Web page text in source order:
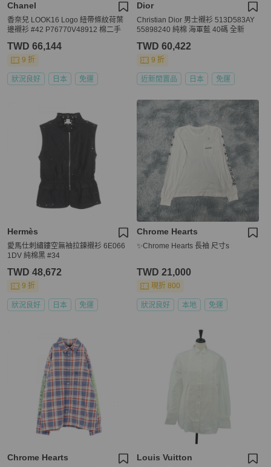
Chanel
香奈兒 LOOK16 Logo 紐帶條紋荷葉
邊襯衫 #42 P76770V48912 棉二手
TWD 66,144
9 折
狀況良好 日本 免運
Dior
Christian Dior 男士襯衫 513D583AY
55898240 純棉 海軍藍 40碼 全新
TWD 60,422
9 折
近新閒置品 日本 免運
Hermès
愛馬仕刺繡鏤空無袖拉鍊襯衫 6E066
1DV 純棉黑 #34
TWD 48,672
9 折
狀況良好 日本 免運
Chrome Hearts
✨Chrome Hearts 長袖 尺寸s
TWD 21,000
現折 800
狀況良好 本地 免運
Chrome Hearts Louis Vuitton